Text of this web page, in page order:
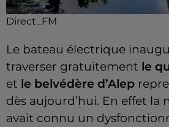
Direct_FM
Le bateau électrique
traverser gratuitement le
et le belvédère d’Alep
dès aujourd’hui. En effet la
avait connu un